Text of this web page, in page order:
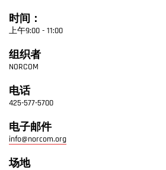
时间：
上午9:00 - 11:00
组织者
NORCOM
电话
425-577-5700
电子邮件
info@norcom.org
场地